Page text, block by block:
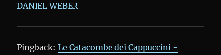
DANIEL WEBER
Pingback:Le Catacombe dei Cappuccini -